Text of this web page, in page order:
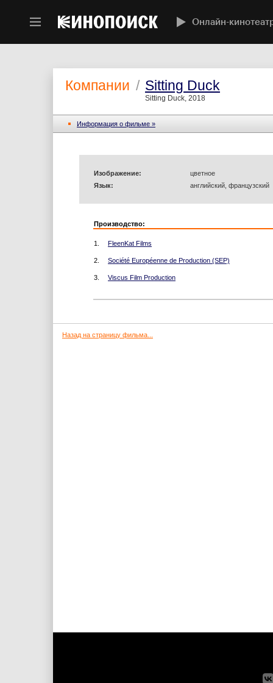
Онлайн-
Компании / Sitting Duck
Sitting Duck, 2018
Информация o фильме »
Изображение:
цветное
Язык:
английский, французский
Производство:
1. FleenKat Films
2. Société Européenne de Production (SEP)
3. Viscus Film Production
Назад на страницу фильма...